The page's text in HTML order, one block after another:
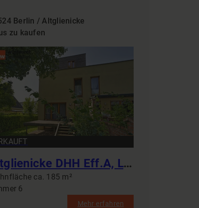
Berlin / Altglienicke
zu kaufen
Altglienicke DHH Eff.A, LW WP, vier Bäder, sechs Zimmer, Generationswohnen, Einliegerwohnung, Klima
ca. 185 m²
6
Mehr erfahren